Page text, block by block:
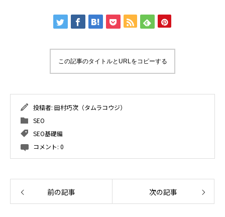
この記事のタイトルとURLをコピーする
投稿者: 田村巧次（タムラコウジ）
SEO
SEO基礎編
コメント: 0
前の記事 次の記事